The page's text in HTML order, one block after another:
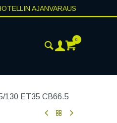
AJANVARAUS
0
130 ET35 CB66.5